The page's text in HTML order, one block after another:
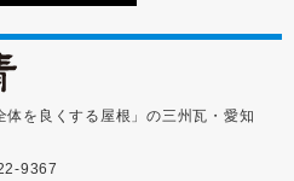
を良くする屋根」の三州瓦・愛知
9367